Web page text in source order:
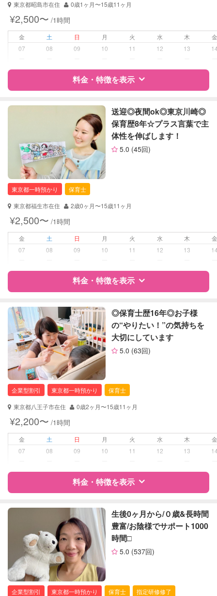
病児対応 病児、病後児、ともに不可
障がい児対応 対応可否は個別に相談
レッスン なし
お引き受けしていません
（定期特典）
対応不可
東京都昭島市在住 0歳1ヶ月〜15歳11ヶ月
¥2,500〜 /1時間
金 土 日 月 火 水 木
07
08 09 10 11 12 13
料金・特徴を表示
特徴 料金 レビュー
サポートの特徴
資格
企業型割引対象(旧内閣府補助対象)
自治体届出済ベビーシッター
保育士
幼稚園教諭
夜間対応
対応可否は個別に相談
レッスン なし
定期予約 可能
お子様の撮影
（定期特典）
対応可能
送迎◎夜間ok◎東京川崎◎
保育歴8年☆プラス言葉で主
体性を伸ばします！
5.0 (45回)
東京都一時預かり
保育士
東京都福生市在住
2歳0ヶ月〜15歳11ヶ月
¥2,500〜 /1時間
金 土 日 月 火 水 木
07
08 09 10 11 12 13
料金・特徴を表示
特徴 料金 レビュー
サポートの特徴
資格
自治体届出済ベビーシッター
保育士
幼稚園教諭
対応可能/特徴
送迎サポート
病児対応 病児、病後児、ともに不可
障がい児対応 対応可否は個別に相談
レッスン なし
可能
お子様の撮影
（定期特典）
対応不可
◎保育士歴16年◎お子様
の“やりたい！”の気持ちを
大切にしています
5.0 (63回)
企業型割引 東京都一時預かり
保育士
東京都八王子市在住
0歳2ヶ月〜15歳11ヶ月
¥2,200〜 /1時間
金 土 日 月 火 水 木
07
08 09 10 11 12 13
料金・特徴を表示
特徴 料金 レビュー
サポートの特徴
資格
企業型割引対象(旧内閣府補助対象)
自治体届出済ベビーシッター
保育士
生後0ヶ月から/０歳&長時間
豊富/お陰様でサポート1000
時間□︎
5.0 (537回)
企業型割引 東京都一時預かり 保育士
指定研修修了